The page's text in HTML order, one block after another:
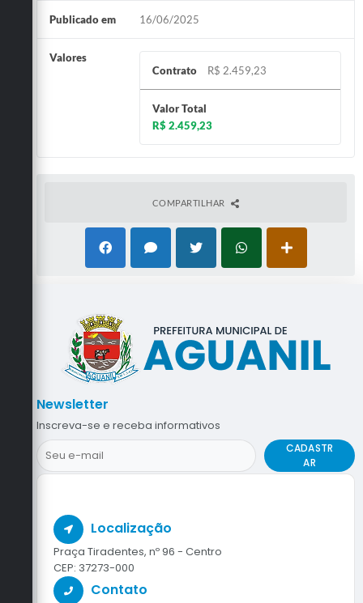
Publicado em 16/06/2025
Valores
Contrato
R$ 2.459,23
Valor Total
R$ 2.459,23
COMPARTILHAR
Localização
Praça Tiradentes, nº 96 - Centro
CEP: 37273-000
Contato
Newsletter
Inscreva-se e receba informativos
CADASTR
AR